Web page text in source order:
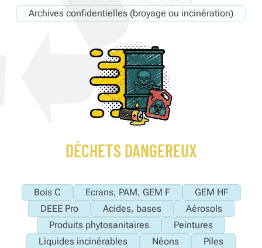
Archives confidentielles (broyage ou incinération)
DÉCHETS DANGEREUX
Bois C Ecrans, PAM, GEM F
GEM HF
DEEE Pro
Acides, bases
Aérosols
Produits phytosanitaires
Peintures
Liquides incinérables
Néons
Piles